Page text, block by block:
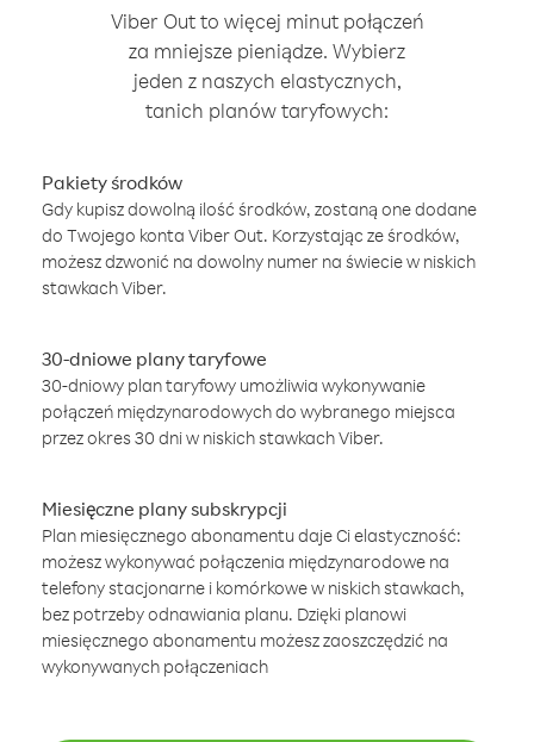
Viber Out to więcej minut połączeń
za mniejsze pieniądze. Wybierz
jeden z naszych elastycznych,
tanich planów taryfowych:
Pakiety środków
Gdy kupisz dowolną ilość środków, zostaną one dodane
do Twojego konta Viber Out. Korzystając ze środków,
możesz dzwonić na dowolny numer na świecie w niskich
stawkach Viber.
30-dniowe plany taryfowe
30-dniowy plan taryfowy umożliwia wykonywanie
połączeń międzynarodowych do wybranego miejsca
przez okres 30 dni w niskich stawkach Viber.
Miesięczne plany subskrypcji
Plan miesięcznego abonamentu daje Ci elastyczność:
możesz wykonywać połączenia międzynarodowe na
telefony stacjonarne i komórkowe w niskich stawkach,
bez potrzeby odnawiania planu. Dzięki planowi
miesięcznego abonamentu możesz zaoszczędzić na
wykonywanych połączeniach